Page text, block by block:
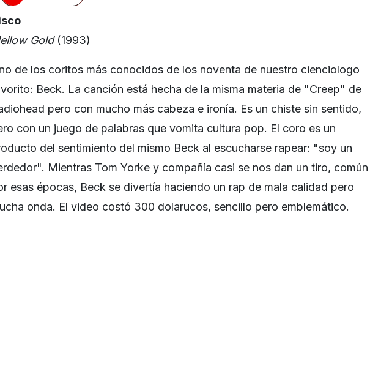
Gold (1993)
de los coritos más conocidos de los noventa de nuestro cienciologo
Beck. La canción está hecha de la misma materia de "Creep" de
pero con mucho más cabeza e ironía. Es un chiste sin sentido,
con un juego de palabras que vomita cultura pop. El coro es un
del sentimiento del mismo Beck al escucharse rapear: "soy un
Mientras Tom Yorke y compañía casi se nos dan un tiro, común
esas épocas, Beck se divertía haciendo un rap de mala calidad pero
onda. El video costó 300 dolarucos, sencillo pero emblemático.